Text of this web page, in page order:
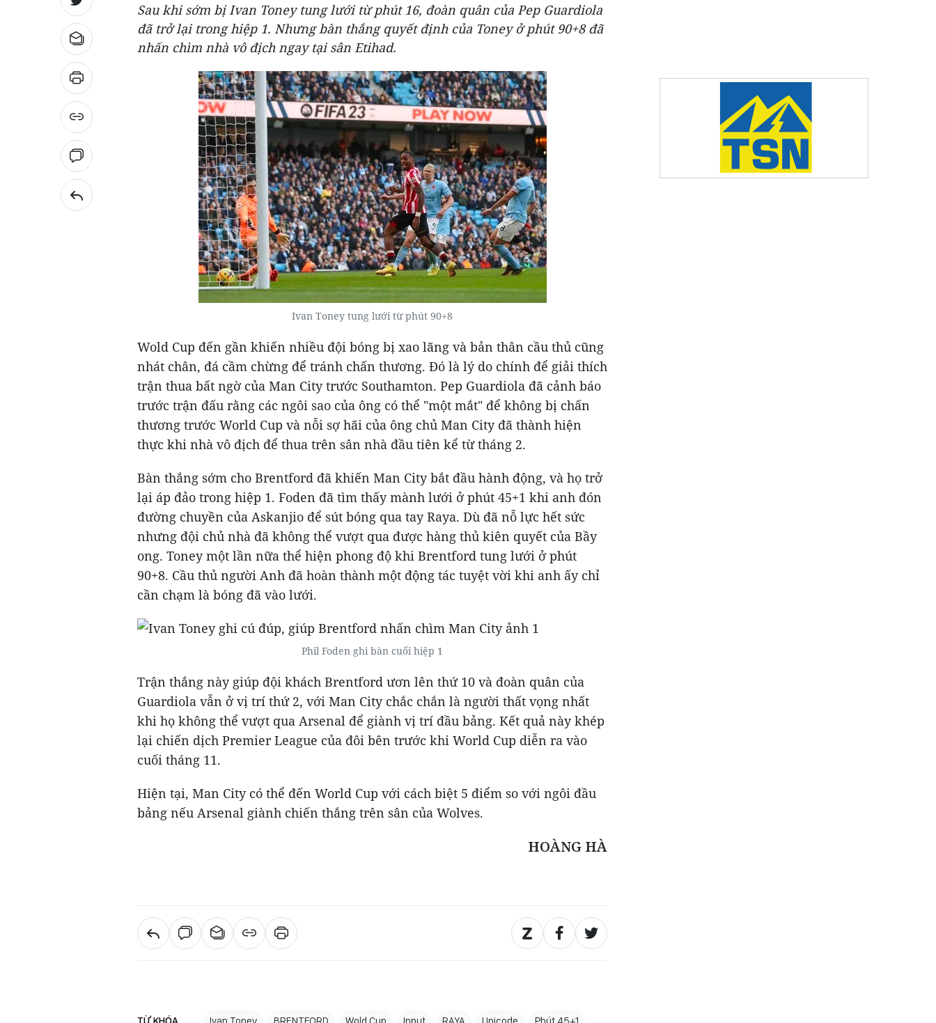
Sau khi sớm bị Ivan Toney tung lưới từ phút 16, đoàn quân của Pep Guardiola
đã trở lại trong hiệp 1. Nhưng bàn thắng quyết định của Toney ở phút 90+8 đã
nhấn chìm nhà vô địch ngay tại sân Etihad.
Ivan Toney tung lưới từ phút 90+8
Wold Cup đến gần khiến nhiều đội bóng bị xao lãng và bản thân cầu thủ cũng
nhát chân, đá cầm chừng để tránh chấn thương. Đó là lý do chính để giải thích
trận thua bất ngờ của Man City trước Southamton. Pep Guardiola đã cảnh báo
trước trận đấu rằng các ngôi sao của ông có thể "một mắt" để không bị chấn
thương trước World Cup và nỗi sợ hãi của ông chủ Man City đã thành hiện
thực khi nhà vô địch để thua trên sân nhà đầu tiên kể từ tháng 2.
Bàn thắng sớm cho Brentford đã khiến Man City bắt đầu hành động, và họ trở
lại áp đảo trong hiệp 1. Foden đã tìm thấy mành lưới ở phút 45+1 khi anh đón
đường chuyền của Askanjio để sút bóng qua tay Raya. Dù đã nỗ lực hết sức
nhưng đội chủ nhà đã không thể vượt qua được hàng thủ kiên quyết của Bầy
ong. Toney một lần nữa thể hiện phong độ khi Brentford tung lưới ở phút
90+8. Cầu thủ người Anh đã hoàn thành một động tác tuyệt vời khi anh ấy chỉ
cần chạm là bóng đã vào lưới.
Phil Foden ghi bàn cuối hiệp 1
Trận thắng này giúp đội khách Brentford ươn lên thứ 10 và đoàn quân của
Guardiola vẫn ở vị trí thứ 2, với Man City chắc chắn là người thất vọng nhất
khi họ không thể vượt qua Arsenal để giành vị trí đầu bảng. Kết quả này khép
lại chiến dịch Premier League của đôi bên trước khi World Cup diễn ra vào
cuối tháng 11.
Hiện tại, Man City có thể đến World Cup với cách biệt 5 điểm so với ngôi đầu
bảng nếu Arsenal giành chiến thắng trên sân của Wolves.
HOÀNG HÀ